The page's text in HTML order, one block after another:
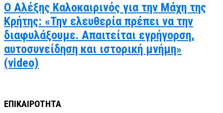
Ο Αλέξης Καλοκαιρινός για την Μάχη της
Κρήτης: «Την ελευθερία πρέπει να την
διαφυλάξουμε. Απαιτείται εγρήγορση,
αυτοσυνείδηση και ιστορική μνήμη»
(video)
ΕΠΙΚΑΙΡΟΤΗΤΑ